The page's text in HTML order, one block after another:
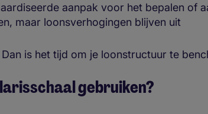
aanpak voor het bepalen of
maar loonsverhogingen blijven uit
is het tijd om je loonstructuur te
gebruiken?